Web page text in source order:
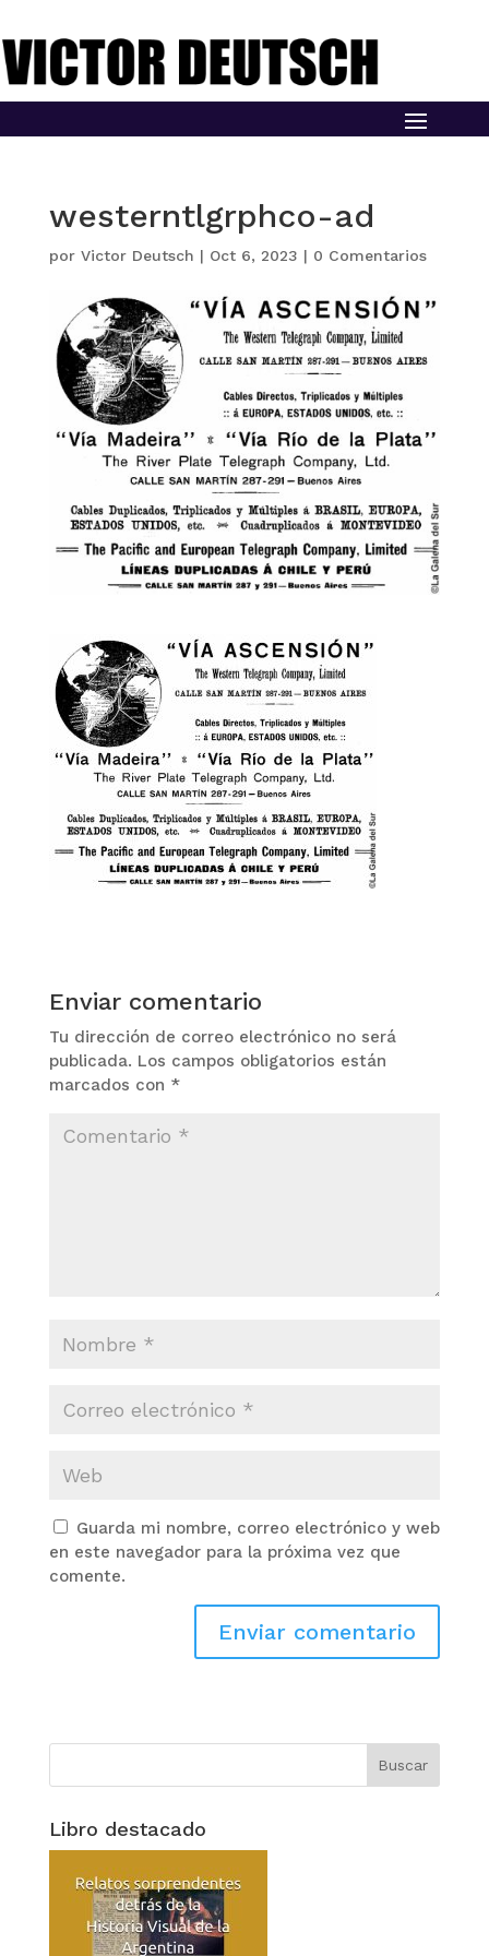
westerntlgrphco-ad
por Victor Deutsch | Oct 6, 2023 | 0 Comentarios
Enviar comentario
Tu dirección de correo electrónico no será
publicada. Los campos obligatorios están
marcados con *
Guarda mi nombre, correo electrónico y web
en este navegador para la próxima vez que
comente.
Libro destacado